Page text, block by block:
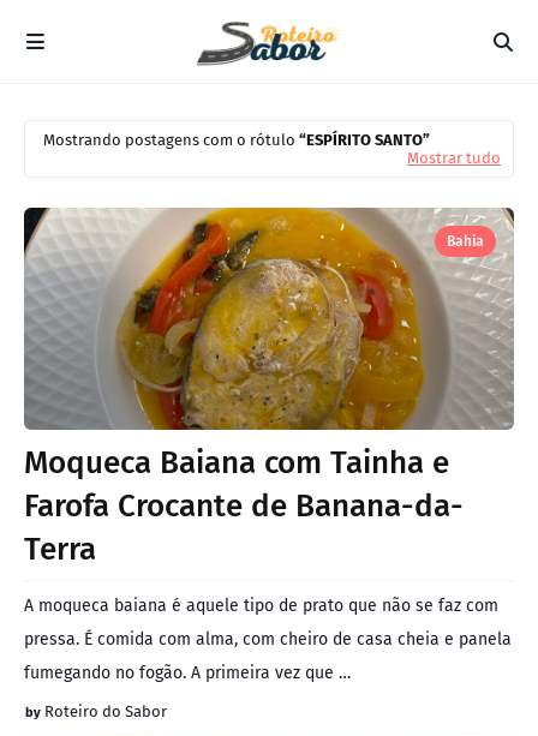
Mostrando postagens com o rótulo
ESPÍRITO SANTO
Mostrar tudo
Bahia
Moqueca Baiana com Tainha e
Farofa Crocante de Banana-da-
Terra
A moqueca baiana é aquele tipo de prato que não se faz com
pressa. É comida com alma, com cheiro de casa cheia e panela
fumegando no fogão. A primeira vez que …
Roteiro do Sabor